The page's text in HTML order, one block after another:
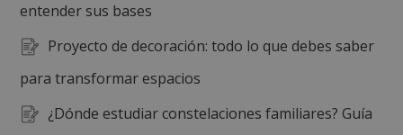
entender sus bases
Proyecto de decoración: todo lo que debes saber
para transformar espacios
¿Dónde estudiar constelaciones familiares? Guía